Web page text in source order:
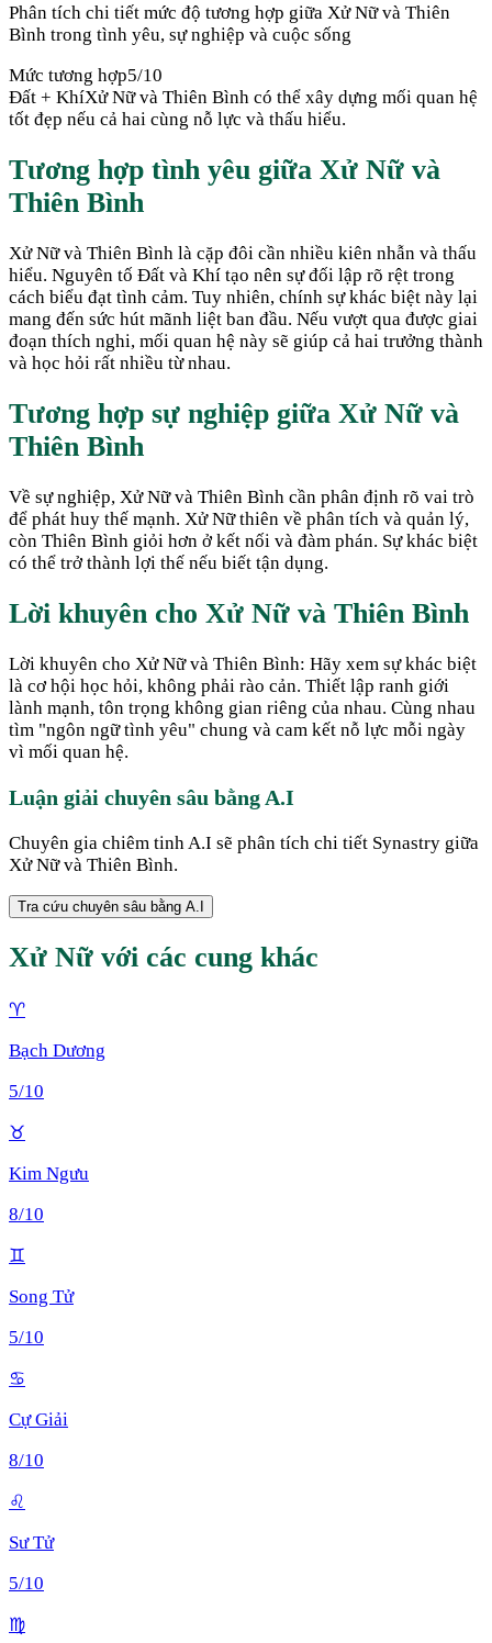
Phân tích chi tiết mức độ tương hợp giữa Xử Nữvà Thiên
Bình trong tình yêu, sự nghiệp và cuộc sống
Mức tương hợp5/10
Đất + KhíXử Nữ và Thiên Bình có thể xây dựng mối quan hệ
tốt đẹp nếu cả hai cùng nỗ lực và thấu hiểu.
Tương hợp tình yêu giữa Xử Nữ và
Thiên Bình
Xử Nữ và Thiên Bình là cặp đôi cần nhiều kiên nhẫn và thấu
hiểu. Nguyên tố Đất và Khí tạo nên sự đối lập rõ rệt trong
cách biểu đạt tình cảm. Tuy nhiên, chính sự khác biệt này lại
mang đến sức hút mãnh liệt ban đầu. Nếu vượt qua được giai
đoạn thích nghi, mối quan hệ này sẽ giúp cả hai trưởng thành
và học hỏi rất nhiều từ nhau.
Tương hợp sự nghiệp giữa Xử Nữ và
Thiên Bình
Về sự nghiệp, Xử Nữ và Thiên Bình cần phân định rõ vai trò
để phát huy thế mạnh. Xử Nữ thiên về phân tích và quản lý,
còn Thiên Bình giỏi hơn ở kết nối và đàm phán. Sự khác biệt
có thể trở thành lợi thế nếu biết tận dụng.
Lời khuyên cho Xử Nữ và Thiên Bình
Lời khuyên cho Xử Nữ và Thiên Bình: Hãy xem sự khác biệt
là cơ hội học hỏi, không phải rào cản. Thiết lập ranh giới
lành mạnh, tôn trọng không gian riêng của nhau. Cùng nhau
tìm "ngôn ngữ tình yêu" chung và cam kết nỗ lực mỗi ngày
vì mối quan hệ.
Luận giải chuyên sâu bằng A.I
Chuyên gia chiêm tinh A.I sẽ phân tích chi tiết Synastry giữa
Xử Nữvà Thiên Bình.
Tra cứu chuyên sâu bằng A.I
Xử Nữ với các cung khác
♈
Bạch Dương
5/10
♉
Kim Ngưu
8/10
♊
Song Tử
5/10
♋
Cự Giải
8/10
♌
Sư Tử
5/10
♍